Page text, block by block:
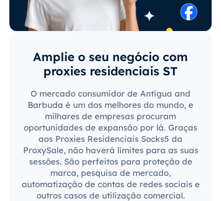
Amplie o seu negócio com
proxies residenciais ST
O mercado consumidor de Antigua and
Barbuda é um dos melhores do mundo, e
milhares de empresas procuram
oportunidades de expansão por lá. Graças
aos Proxies Residenciais Socks5 da
ProxySale, não haverá limites para as suas
sessões. São perfeitos para proteção de
marca, pesquisa de mercado,
automatização de contas de redes sociais e
outros casos de utilização comercial.